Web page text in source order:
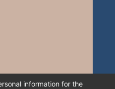
information for the